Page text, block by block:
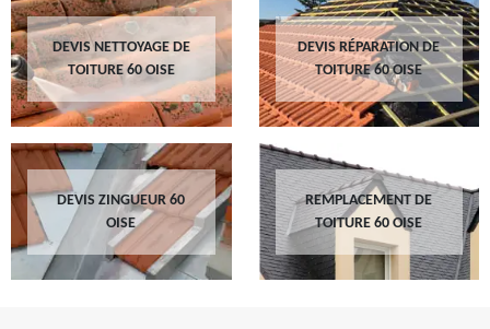
DEVIS NETTOYAGE DE
TOITURE 60 OISE
DEVIS RÉPARATION DE
TOITURE 60 OISE
DEVIS ZINGUEUR 60
OISE
REMPLACEMENT DE
TOITURE 60 OISE